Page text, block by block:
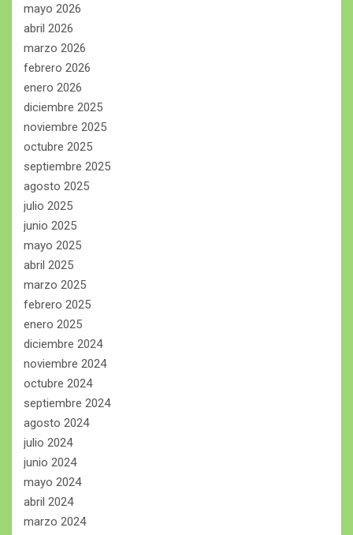
mayo 2026
abril 2026
marzo 2026
febrero 2026
enero 2026
diciembre 2025
noviembre 2025
octubre 2025
septiembre 2025
agosto 2025
julio 2025
junio 2025
mayo 2025
abril 2025
marzo 2025
febrero 2025
enero 2025
diciembre 2024
noviembre 2024
octubre 2024
septiembre 2024
agosto 2024
julio 2024
junio 2024
mayo 2024
abril 2024
marzo 2024